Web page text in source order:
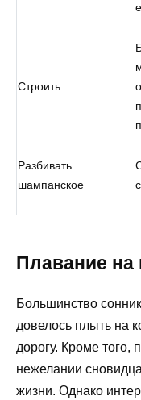
Строить
Разбивать
шампанское
Плавание на
Большинство
довелось плыть на
дорогу. Кроме того,
нежелании
жизни. Однако